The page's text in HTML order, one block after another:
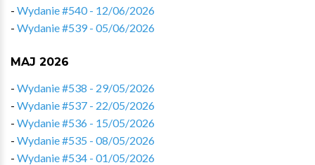
- Wydanie #540 - 12/06/2026
- Wydanie #539 - 05/06/2026
MAJ 2026
- Wydanie #538 - 29/05/2026
- Wydanie #537 - 22/05/2026
- Wydanie #536 - 15/05/2026
- Wydanie #535 - 08/05/2026
- Wydanie #534 - 01/05/2026